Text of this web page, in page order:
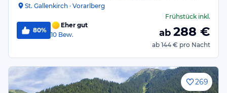
St. Gallenkirch · Vorarlberg
80%
Eher gut
10 Bew.
Frühstückinkl.
ab 288 €
ab 144 € pro Nacht
269